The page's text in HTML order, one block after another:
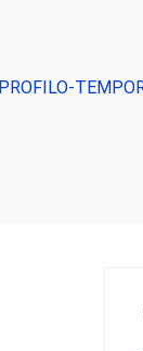
PROFILO-